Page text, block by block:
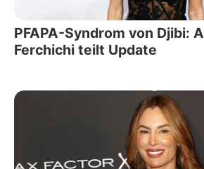
PFAPA-Syndrom von Djibi:
Ferchichi teilt Update